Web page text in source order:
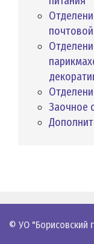
Отделение торговых профессий и
Отделение швейных профессий,
Заочное
© УО "Борисовский